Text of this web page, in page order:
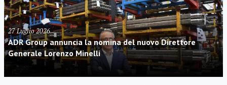
27 Luglio 2026
ADR Group annuncia la nomina del nuovo Direttore
Generale Lorenzo Minelli